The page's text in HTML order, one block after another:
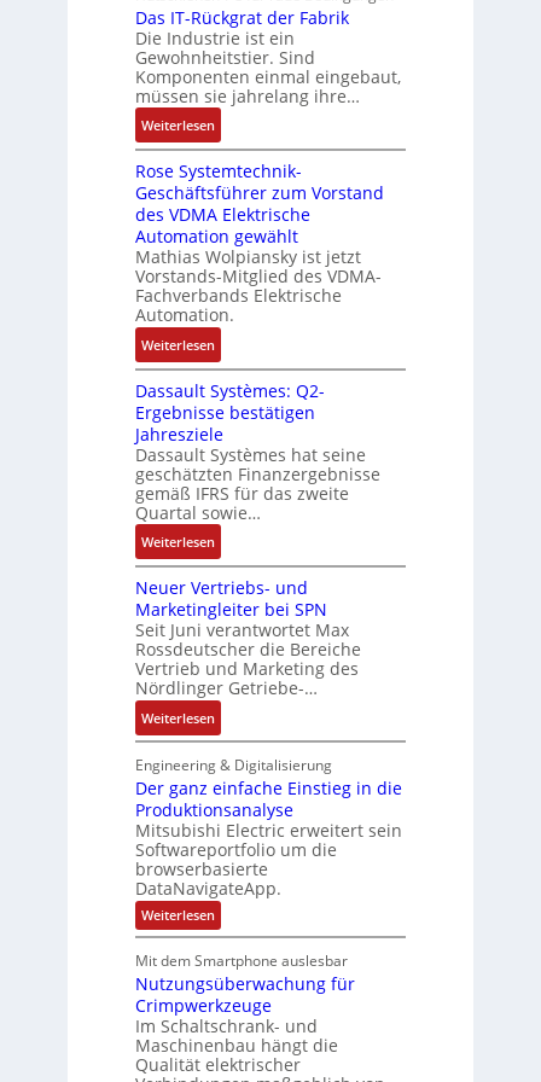
n
g
k
r
ä
f
t
e
r
ts
c
h
i
n
e
n
-
u
n
d
A
n
l
a
g
e
n
b
a
u
:
P
o
s
i
t
i
v
e
M
o
m
e
n
t
a
u
f
n
h
m
e
,
g
o
s
e
M
u
l
i
t
u
r
n
-
K
i
t
E
n
c
o
d
e
r
r
b
e
s
s
e
r
t
e
L
a
s
e
r
r
i
a
n
g
u
l
a
t
i
o
n
Das IT-Rückgrat der Fabrik
Die Industrie ist ein
Gewohnheitstier. Sind
Komponenten einmal eingebaut,
müssen sie jahrelang ihre…
Weiterlesen:
D
a
s
I
T
-
R
ü
c
k
g
r
a
t
d
e
r
F
a
b
r
i
k
Rose Systemtechnik-
Geschäftsführer zum Vorstand
des VDMA Elektrische
Automation gewählt
Mathias Wolpiansky ist jetzt
Vorstands-Mitglied des VDMA-
Fachverbands Elektrische
Automation.
Weiterlesen:
R
o
s
e
S
y
s
t
e
m
t
e
c
h
n
k
G
s
c
h
ä
f
t
s
f
ü
h
r
e
Dassault Systèmes: Q2-
Ergebnisse bestätigen
Jahresziele
Dassault Systèmes hat seine
geschätzten Finanzergebnisse
gemäß IFRS für das zweite
Quartal sowie…
Weiterlesen:
D
a
s
s
a
u
l
t
S
y
s
t
è
m
e
s
:
2
-
E
r
g
Neuer Vertriebs- und
Marketingleiter bei SPN
Seit Juni verantwortet Max
Rossdeutscher die Bereiche
Vertrieb und Marketing des
Nördlinger Getriebe-…
Weiterlesen:
N
e
u
e
r
V
e
r
t
i
e
b
s
-
Engineering & Digitalisierung
Der ganz einfache Einstieg in die
Produktionsanalyse
Mitsubishi Electric erweitert sein
Softwareportfolio um die
browserbasierte
DataNavigateApp.
Weiterlesen:
D
r
g
a
n
z
e
i
Mit dem Smartphone auslesbar
Nutzungsüberwachung für
Crimpwerkzeuge
Im Schaltschrank- und
Maschinenbau hängt die
Qualität elektrischer